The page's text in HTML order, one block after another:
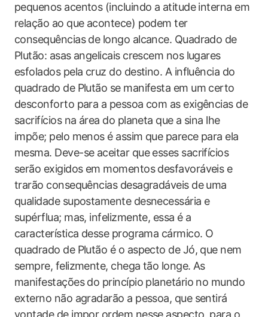
pequenos acentos (incluindo a atitude interna em
relação ao que acontece) podem ter
consequências de longo alcance. Quadrado de
Plutão: asas angelicais crescem nos lugares
esfolados pela cruz do destino. A influência do
quadrado de Plutão se manifesta em um certo
desconforto para a pessoa com as exigências de
sacrifícios na área do planeta que a sina lhe
impõe; pelo menos é assim que parece para ela
mesma. Deve-se aceitar que esses sacrifícios
serão exigidos em momentos desfavoráveis e
trarão consequências desagradáveis de uma
qualidade supostamente desnecessária e
supérflua; mas, infelizmente, essa é a
característica desse programa cármico. O
quadrado de Plutão é o aspecto de Jó, que nem
sempre, felizmente, chega tão longe. As
manifestações do princípio planetário no mundo
externo não agradarão a pessoa, que sentirá
vontade de impor ordem nesse aspecto, para o